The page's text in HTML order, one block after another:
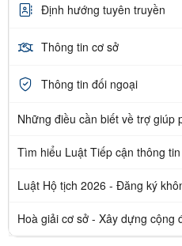
Định hướng tuyên truyền
Thông tin cơ sở
Thông tin đối ngoại
Những điều cần biết về trợ giúp
Tìm hiểu Luật Tiếp cận thông tin
Luật Hộ tịch 2026 - Đăng ký
Hoà giải cơ sở - Xây dựng cộng